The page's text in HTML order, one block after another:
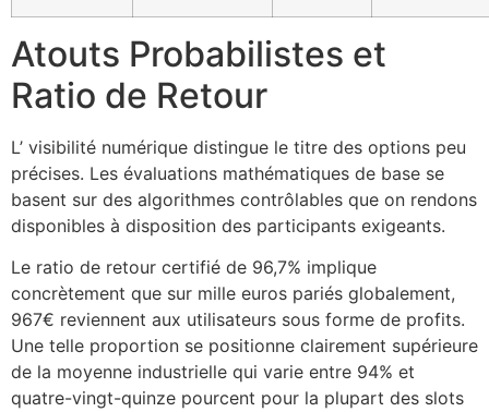
Atouts Probabilistes et
Ratio de Retour
L’ visibilité numérique distingue le titre des options peu
précises. Les évaluations mathématiques de base se
basent sur des algorithmes contrôlables que on rendons
disponibles à disposition des participants exigeants.
Le ratio de retour certifié de 96,7% implique
concrètement que sur mille euros pariés globalement,
967€ reviennent aux utilisateurs sous forme de profits.
Une telle proportion se positionne clairement supérieure
de la moyenne industrielle qui varie entre 94% et
quatre-vingt-quinze pourcent pour la plupart des slots